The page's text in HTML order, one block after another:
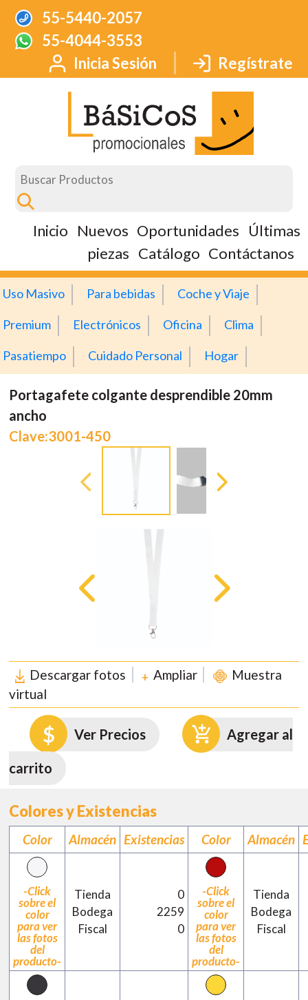
55-5440-2057
55-4044-3553
Inicia Sesión
Regístrate
Inicio Nuevos Oportunidades Últimas
piezas Catálogo Contáctanos
Uso Masivo Para bebidas Coche y Viaje
Premium Electrónicos Oficina Clima
Pasatiempo Cuidado Personal Hogar
Portagafete colgante desprendible 20mm
ancho
Clave:3001-450
Descargar fotos Ampliar
Muestra
virtual
Ver Precios Agregar al
carrito
Colores y Existencias
Color Almacén Existencias Color Almacén
-Click
sobre el
color
para ver
las fotos
del
producto-
Tienda
Bodega
Fiscal
0
2259
0
-Click
sobre el
color
para ver
las fotos
del
producto-
Tienda
Bodega
Fiscal